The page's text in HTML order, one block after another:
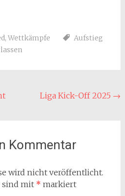
, Wettkämpfe
Aufstieg
Liga Kick-Off 2025 →
Kommentar
wird nicht veröffentlicht.
sind mit * markiert